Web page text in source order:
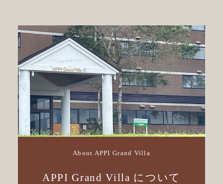
About APPI Grand Villa
APPI Grand Villa について